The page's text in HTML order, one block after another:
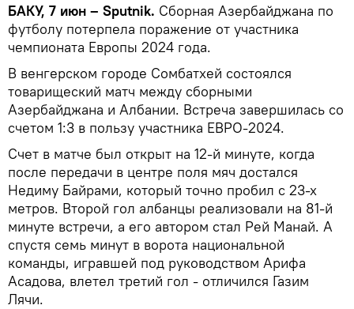
БАКУ, 7 июн – Sputnik. Сборная Азербайджана по
футболу потерпела поражение от участника
чемпионата Европы 2024 года.
В венгерском городе Сомбатхей состоялся
товарищеский матч между сборными
Азербайджана и Албании. Встреча завершилась со
счетом 1:3 в пользу участника ЕВРО-2024.
Счет в матче был открыт на 12-й минуте, когда
после передачи в центре поля мяч достался
Недиму Байрами, который точно пробил с 23-х
метров. Второй гол албанцы реализовали на 81-й
минуте встречи, а его автором стал Рей Манай. А
спустя семь минут в ворота национальной
команды, игравшей под руководством Арифа
Асадова, влетел третий гол - отличился Газим
Лячи.